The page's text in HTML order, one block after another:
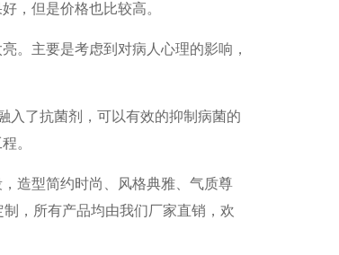
，但是价格也比较高。
。主要是考虑到对病人心理的影响，
入了抗菌剂，可以有效的抑制病菌的
。
造型简约时尚、风格典雅、气质尊
，所有产品均由我们厂家直销，欢